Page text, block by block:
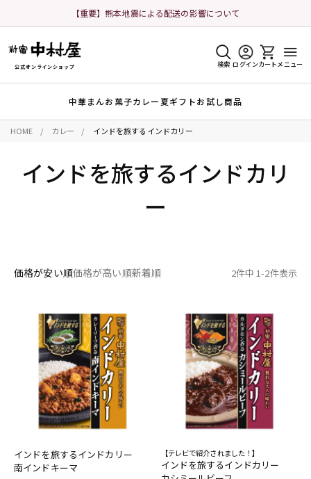
【重要】熊本地震による配送の影響について
公式オンラインショップ 検索 ログインカート メニュー
中華まんお菓子カレー夏ギフトお試し商品
HOME カレー インドを旅するインドカリー
インドを旅するインドカリ
ー
価格が安い順価格が高い順新着順 2件中 1-2件表示
インドを旅するインドカリー
南インドキーマ
【テレビで紹介されました！】
インドを旅するインドカリー